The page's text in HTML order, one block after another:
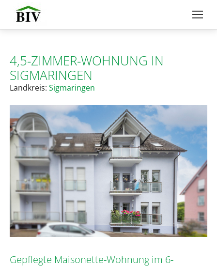
4,5-ZIMMER-WOHNUNG IN
SIGMARINGEN
Landkreis: Sigmaringen
Gepflegte Maisonette-Wohnung im 6-